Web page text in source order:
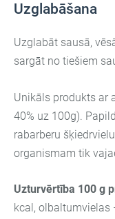
Uzglabāšana
Uzglabāt sausā,
sargāt no tiešiem
Unikāls produkts ar
40% uz 100g).
rabarberu
organismam tik
Uzturvērtība 100 g
kcal, olbaltumvielas